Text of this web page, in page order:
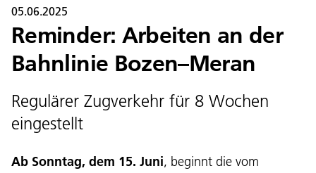
Service und Kontakt
05.06.2025
Reminder: Arbeiten an der
Bahnlinie Bozen–Meran
Regulärer Zugverkehr für 8 Wochen
eingestellt
Ab Sonntag, dem 15. Juni, beginnt die vom